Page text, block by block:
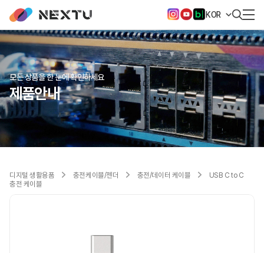
KOR
모든 상품을 한 눈에 확인하세요
제품안내
디지털 생활용품 충전케이블/젠더 충전/데이터 케이블
USB C to C
충전 케이블